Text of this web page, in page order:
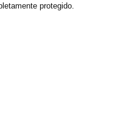
protegido.